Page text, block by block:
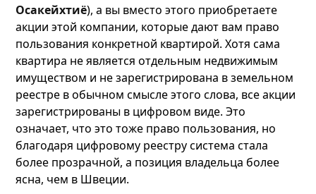
Осакейхтиё), а вы вместо этого приобретаете
акции этой компании, которые дают вам право
пользования конкретной квартирой. Хотя сама
квартира не является отдельным недвижимым
имуществом и не зарегистрирована в земельном
реестре в обычном смысле этого слова, все акции
зарегистрированы в цифровом виде. Это
означает, что это тоже право пользования, но
благодаря цифровому реестру система стала
более прозрачной, а позиция владельца более
ясна, чем в Швеции.